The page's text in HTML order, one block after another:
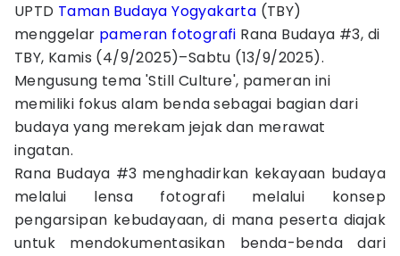
UPTD Taman Budaya Yogyakarta (TBY)
menggelar pameran fotografi Rana Budaya #3, di
TBY, Kamis (4/9/2025)–Sabtu (13/9/2025).
Mengusung tema 'Still Culture', pameran ini
memiliki fokus alam benda sebagai bagian dari
budaya yang merekam jejak dan merawat
ingatan.
Rana Budaya #3 menghadirkan kekayaan budaya
melalui lensa fotografi melalui konsep
pengarsipan kebudayaan, di mana peserta diajak
untuk mendokumentasikan benda-benda dari